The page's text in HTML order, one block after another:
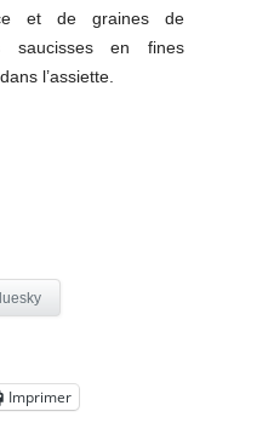
et de graines de
saucisses en fines
l’assiette.
Imprimer